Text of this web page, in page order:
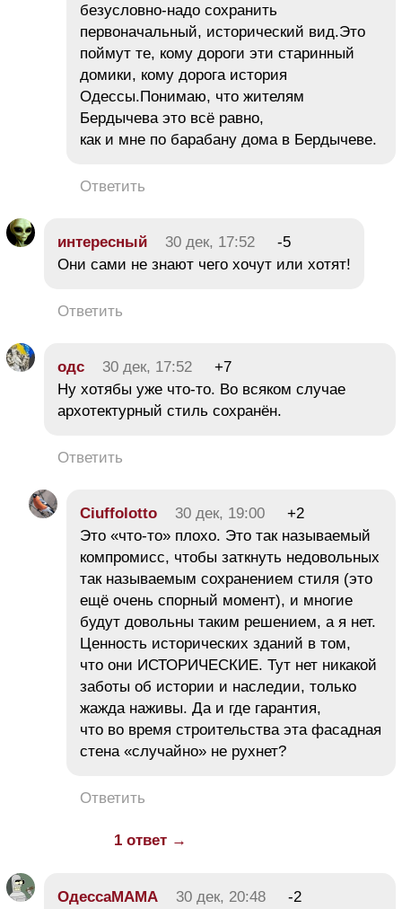
безусловно-надо сохранить
первоначальный, исторический вид.Это
поймут те, кому дороги эти старинный
домики, кому дорога история
Одессы.Понимаю, что жителям
Бердычева это всё равно,
как и мне по барабану дома в Бердычеве.
Ответить
интересный 30 дек, 17:52
-5
Они сами не знают чего хочут или хотят!
Ответить
одс 30 дек, 17:52
+7
Ну хотябы уже что-то. Во всяком случае
архотектурный стиль сохранён.
Ответить
Ciuffolotto 30 дек, 19:00
+2
Это «что-то» плохо. Это так называемый
компромисс, чтобы заткнуть недовольных
так называемым сохранением стиля (это
ещё очень спорный момент), и многие
будут довольны таким решением, а я нет.
Ценность исторических зданий в том,
что они ИСТОРИЧЕСКИЕ. Тут нет никакой
заботы об истории и наследии, только
жажда наживы. Да и где гарантия,
что во время строительства эта фасадная
стена «случайно» не рухнет?
Ответить
1 ответ →
ОдессаМАМА 30 дек, 20:48
-2